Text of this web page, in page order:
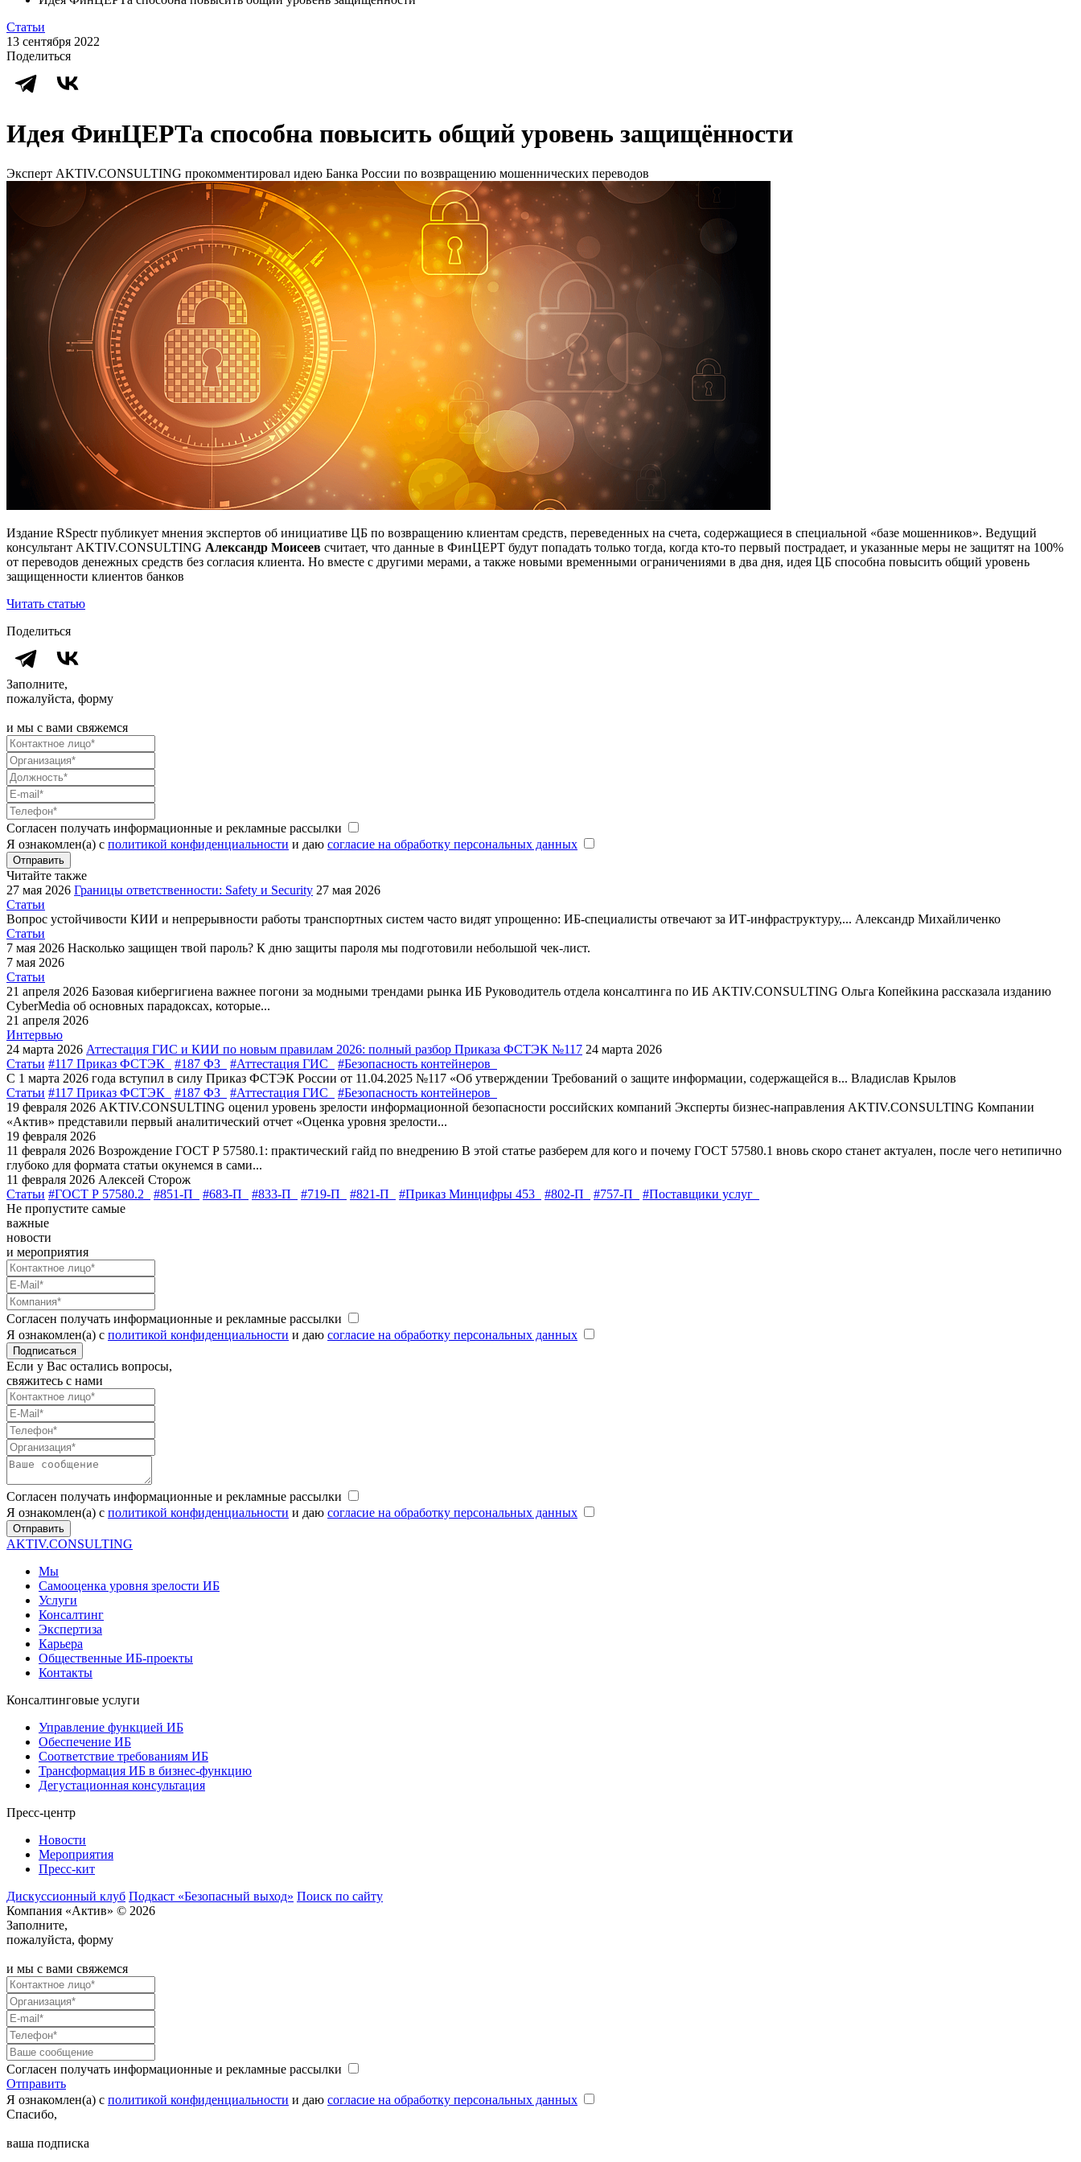
Статьи
13 сентября 2022
Поделиться
Идея ФинЦЕРТа способна повысить общий уровень защищённости
Эксперт AKTIV.CONSULTING прокомментировал идею Банка России по возвращению мошеннических переводов
Издание RSpectr публикует мнения экспертов об инициативе ЦБ по возвращению клиентам средств, переведенных на счета, содержащиеся в специальной «базе мошенников». Ведущий
консультант AKTIV.CONSULTING Александр Моисеев считает, что данные в ФинЦЕРТ будут попадать только тогда, когда кто-то первый пострадает, и указанные меры не защитят на 100%
от переводов денежных средств без согласия клиента. Но вместе с другими мерами, а также новыми временными ограничениями в два дня, идея ЦБ способна повысить общий уровень
защищенности клиентов банков
Читать статью
Поделиться
Заполните,
пожалуйста, форму
и мы с вами свяжемся
Согласен получать информационные и рекламные рассылки
Я ознакомлен(а) с политикой конфиденциальности и даю согласие на обработку персональных данных
Отправить
Читайте также
27 мая 2026 Границы ответственности: Safety и Security 27 мая 2026
Статьи
Вопрос устойчивости КИИ и непрерывности работы транспортных систем часто видят упрощенно: ИБ-специалисты отвечают за ИТ-инфраструктуру,... Александр Михайличенко
Статьи
7 мая 2026 Насколько защищен твой пароль? К дню защиты пароля мы подготовили небольшой чек-лист.
7 мая 2026
Статьи
21 апреля 2026 Базовая кибергигиена важнее погони за модными трендами рынка ИБ Руководитель отдела консалтинга по ИБ AKTIV.CONSULTING Ольга Копейкина рассказала изданию
CyberMedia об основных парадоксах, которые...
21 апреля 2026
Интервью
24 марта 2026 Аттестация ГИС и КИИ по новым правилам 2026: полный разбор Приказа ФСТЭК №117 24 марта 2026
Статьи #117 Приказ ФСТЭК #187 ФЗ #Аттестация ГИС
#Безопасность контейнеров
С 1 марта 2026 года вступил в силу Приказ ФСТЭК России от 11.04.2025 №117 «Об утверждении Требований о защите информации, содержащейся в... Владислав Крылов
Статьи #117 Приказ ФСТЭК #187 ФЗ #Аттестация ГИС
#Безопасность контейнеров
19 февраля 2026 AKTIV.CONSULTING оценил уровень зрелости информационной безопасности российских компаний Эксперты бизнес-направления AKTIV.CONSULTING Компании
«Актив» представили первый аналитический отчет «Оценка уровня зрелости...
19 февраля 2026
11 февраля 2026 Возрождение ГОСТ Р 57580.1: практический гайд по внедрению В этой статье разберем для кого и почему ГОСТ 57580.1 вновь скоро станет актуален, после чего нетипично
глубоко для формата статьи окунемся в сами...
11 февраля 2026 Алексей Сторож
Статьи #ГОСТ Р 57580.2 #851-П #683-П #833-П #719-П #821-П #Приказ Минцифры 453 #802-П #757-П
#Поставщики услуг
Не пропустите самые
важные
новости
и мероприятия
Согласен получать информационные и рекламные рассылки
Я ознакомлен(а) с политикой конфиденциальности и даю согласие на обработку персональных данных
Подписаться
Если у Вас остались вопросы,
свяжитесь с нами
Согласен получать информационные и рекламные рассылки
Я ознакомлен(а) с политикой конфиденциальности и даю согласие на обработку персональных данных
Отправить
AKTIV.CONSULTING
Мы
Самооценка уровня зрелости ИБ
Услуги
Консалтинг
Экспертиза
Карьера
Общественные ИБ-проекты
Контакты
Консалтинговые услуги
Управление функцией ИБ
Обеспечение ИБ
Соответствие требованиям ИБ
Трансформация ИБ в бизнес-функцию
Дегустационная консультация
Пресс-центр
Новости
Мероприятия
Пресс-кит
Дискуссионный клуб Подкаст «Безопасный выход» Поиск по сайту
Компания «Актив» © 2026
Заполните,
пожалуйста, форму
и мы с вами свяжемся
Согласен получать информационные и рекламные рассылки
Отправить
Я ознакомлен(а) с политикой конфиденциальности и даю согласие на обработку персональных данных
Спасибо,
ваша подписка